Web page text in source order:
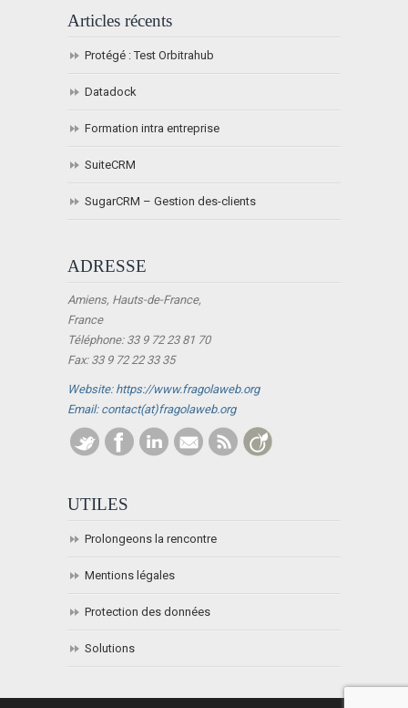
Articles récents
Protégé : Test Orbitrahub
Datadock
Formation intra entreprise
SuiteCRM
SugarCRM – Gestion des-clients
ADRESSE
Amiens, Hauts-de-France,
France
Téléphone: 33 9 72 23 81 70
Fax: 33 9 72 22 33 35
Website: https://www.fragolaweb.org
Email: contact(at)fragolaweb.org
UTILES
Prolongeons la rencontre
Mentions légales
Protection des données
Solutions